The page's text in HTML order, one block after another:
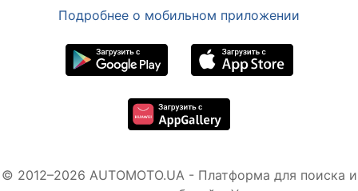
Подробнее о мобильном приложении
© 2012–2026 AUTOMOTO.UA - Платформа для поиска и